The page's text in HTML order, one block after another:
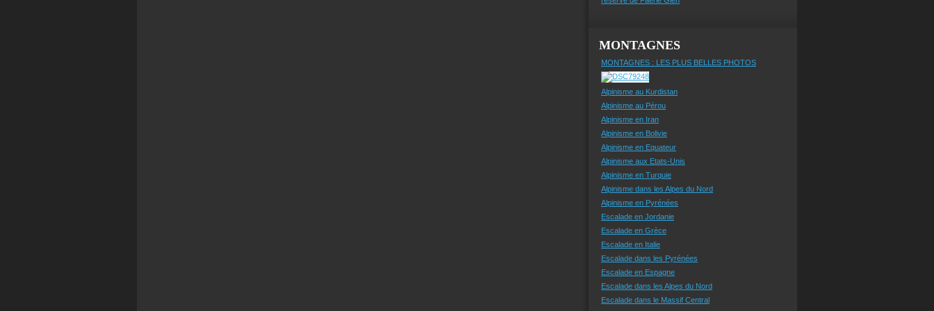
MONTAGNES
MONTAGNES : LES PLUS BELLES PHOTOS
Alpinisme au Kurdistan
Alpinisme au Pérou
Alpinisme en Iran
Alpinisme en Bolivie
Alpinisme en Equateur
Alpinisme aux Etats-Unis
Alpinisme en Turquie
Alpinisme dans les Alpes du Nord
Alpinisme en Pyrénées
Escalade en Jordanie
Escalade en Grèce
Escalade en Italie
Escalade dans les Pyrénées
Escalade en Espagne
Escalade dans les Alpes du Nord
Escalade dans le Massif Central